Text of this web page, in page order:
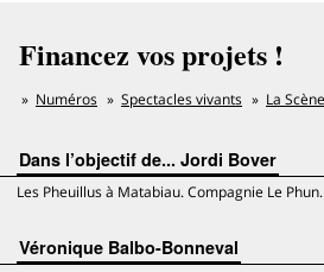
Financez vos projets !
Numéros Spectacles vivants La Scène
Dans l’objectif de... Jordi Bover
Les Pheuillus à Matabiau. Compagnie Le
Véronique Balbo-Bonneval